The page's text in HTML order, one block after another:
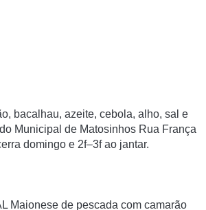
bacalhau, azeite, cebola, alho, sal e
Municipal de Matosinhos Rua França
domingo e 2f–3f ao jantar.
Maionese de pescada com camarão